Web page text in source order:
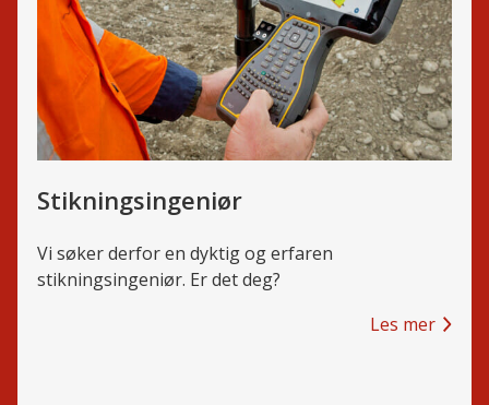
Stikningsingeniør
Vi søker derfor en dyktig og erfaren
stikningsingeniør. Er det deg?
Les mer